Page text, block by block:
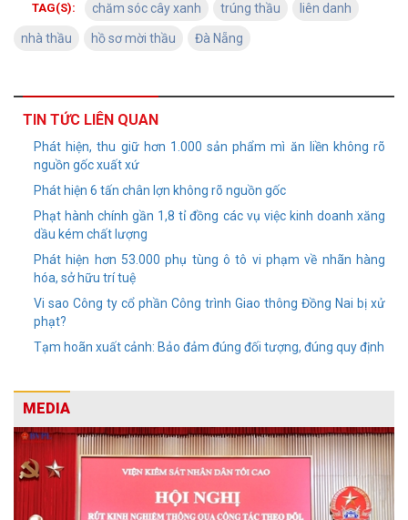
TAG(S): chăm sóc cây xanh trúng thầu liên danh
nhà thầu hồ sơ mời thầu Đà Nẵng
TIN TỨC LIÊN QUAN
Phát hiện, thu giữ hơn 1.000 sản phẩm mì ăn liền không rõ
nguồn gốc xuất xứ
Phát hiện 6 tấn chân lợn không rõ nguồn gốc
Phạt hành chính gần 1,8 tỉ đồng các vụ việc kinh doanh xăng
dầu kém chất lượng
Phát hiện hơn 53.000 phụ tùng ô tô vi phạm về nhãn hàng
hóa, sở hữu trí tuệ
Vi sao Công ty cổ phần Công trình Giao thông Đồng Nai bị xử
phạt?
Tạm hoãn xuất cảnh: Bảo đảm đúng đối tượng, đúng quy định
MEDIA